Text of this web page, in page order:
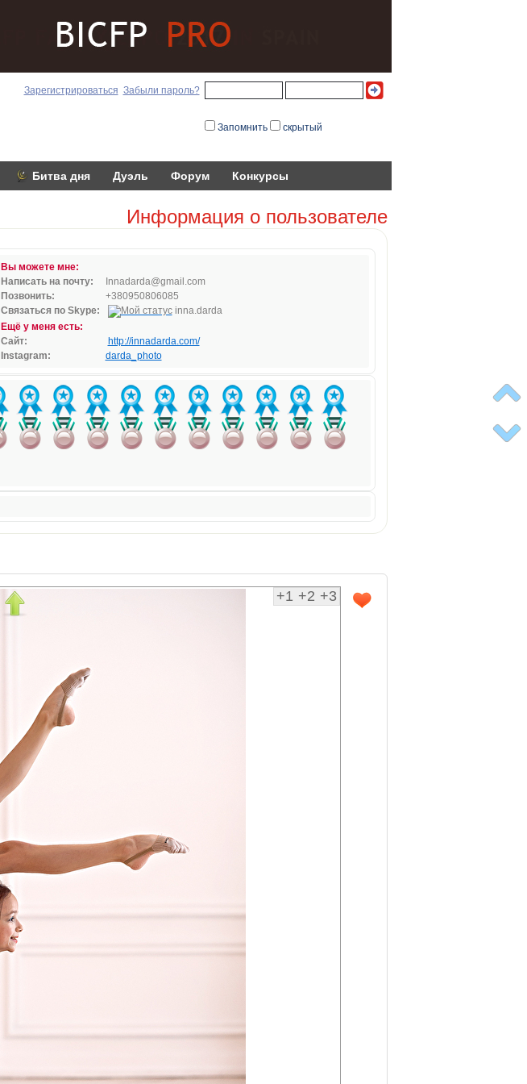
Зарегистрироваться Забыли пароль?
Запомнить скрытый
Битва дня Дуэль Форум Конкурсы
Информация о пользователе
Вы можете мне:
Написать на почту:
Innadarda@gmail.com
Позвонить:
+380950806085
Связаться по Skype:
inna.darda
Ещё у меня есть:
Сайт:
http://innadarda.com/
Instagram:
darda_photo
+1 +2 +3